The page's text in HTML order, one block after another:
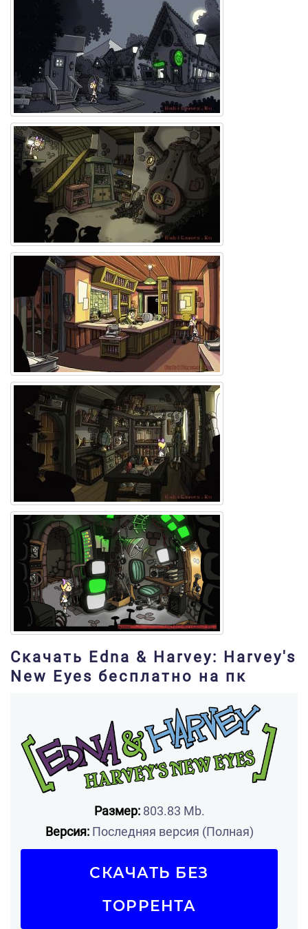
Скачать Edna & Harvey: Harvey's
New Eyes бесплатно на пк
Размер:803.83 Mb.
Версия:Последняя версия (Полная)
СКАЧАТЬ БЕЗ
ТОРРЕНТА